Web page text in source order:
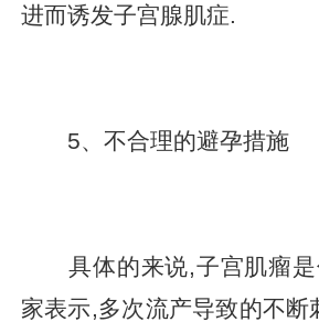
进而诱发子宫腺肌症.
5、不合理的避孕措施
具体的来说,子宫肌瘤是
家表示,多次流产导致的不断